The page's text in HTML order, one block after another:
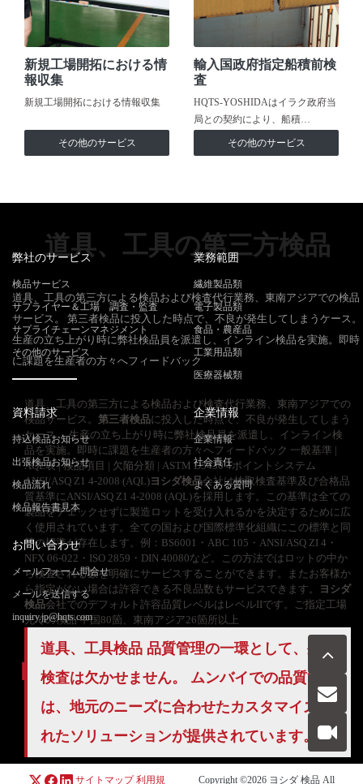
新規工場開拓における情
報収集
新規工場開拓における情報収集
その他のサービス
輸入国政府指定船積前検
査
HQTS-YOSHIDAはイラク政府当
局との契約により、船積…
その他のサービス
道具、工具の第三方検品
道具、工具の第三方による検品および検査代行業務、東南アジアでの検品
サービス。 第三者検品に投入した時点で、不良が発生してしまうケース。
生産の立ち上がり時に弊社検品員を派遣し、インライン検品を実施。即時
に課題を生産者の方々へフィードバック
道具、工具の第三方による検品および検査代行業務、東南アジアでの
検品サービス。 第三者検品に投入した時点で、不良が発生してしまう
ケース。 生産の立ち上がり時に弊社検品員を派遣し、インライン検
品を実施。即時に課題を生産者の方々へフィードバック 一般基準 |
AQL表 | 検品項目 | 欠陥分類 | ASTM D5430 4ポイントシステム
ANSI/ASQ Z1 4-2008 (AQL)ヨシダ検品会社は抜取検査基準及び合格品
質基準にANSI/ASQ Z1 4-2008 (AQL)を採用します。この基準は全ての
製品をチェックせずに製造ロットを受け入れるかを決定するために広
く使用されています。全ての国および国際標準化組織にこの標準と同
等の標準が存在します。例：BS6001・ABC 105・ANSI/ASQ ZI 4・
NFX 06-022・ISO 2859・DIN 40080など。この方法ではロットの中か
ら検査される数を明確にサービスすることができます。またお客様か
ら指定がない場合は許容できる不良品数もサービスできます。
ヨシダ
検品会社でのデフォルト許容品質レベルはレベルIIです。ご指定工場
先での検品 中国80箇、東南アジア26箇所以上
道具、工具検品 品質管理の一環として、外観
検査は欠かせません。 ムンバイでの品質管理
は、地元のニーズに合わせたカスタマイズさ
れたソリューションが提供されています。
弊社のサービス
検品サービス
サプライヤー＆工場 調査・監査
サプライチェーンマネジメント
その他のサービス
業務範囲
繊維製品類
電子製品類
食品・農産品
工業用品類
医療器械類
資料請求
持込検品お知らせ
出張検品お知らせ
検品流れ
検品報告書見本
企業情報
企業情報
社会責任
よくある質問
お問い合わせ
メールフォーム問合せ
メールを送信する
inquiry.jp@hqts.com
お電話でのお問い合わせ
050-5840-2657
お問い合わせ
サイトマップ 利用規 Copyright ©2026 ヨシダ 検品 All